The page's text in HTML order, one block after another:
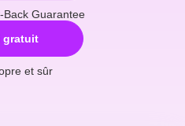
gratuit
et sûr
Back Guarantee